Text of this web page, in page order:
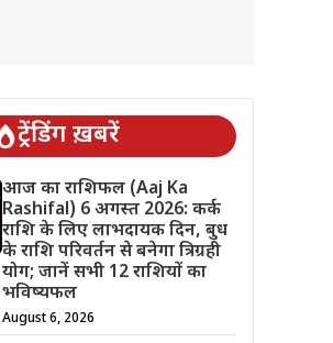
ट्रेंडिंग ख़बरें
आज का राशिफल (Aaj Ka
Rashifal) 6 अगस्त 2026: कर्क
राशि के लिए लाभदायक दिन, बुध
के राशि परिवर्तन से बनेगा त्रिग्रही
योग; जानें सभी 12 राशियों का
भविष्यफल
August 6, 2026